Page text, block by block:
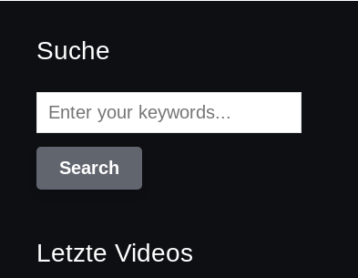
Suche
Letzte Videos